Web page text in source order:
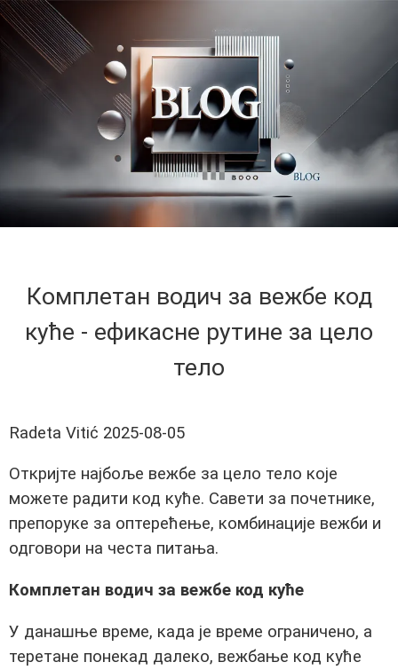
Комплетан водич за вежбе код
куће - ефикасне рутине за цело
тело
Radeta Vitić 2025-08-05
Откријте најбоље вежбе за цело тело које
можете радити код куће. Савети за почетнике,
препоруке за оптерећење, комбинације вежби и
одговори на честа питања.
Комплетан водич за вежбе код куће
У данашње време, када је време ограничено, а
теретане понекад далеко, вежбање код куће